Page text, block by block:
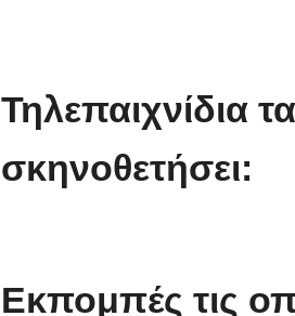
Τηλεπαιχνίδια
σκηνοθετήσει:
Εκπομπές τις